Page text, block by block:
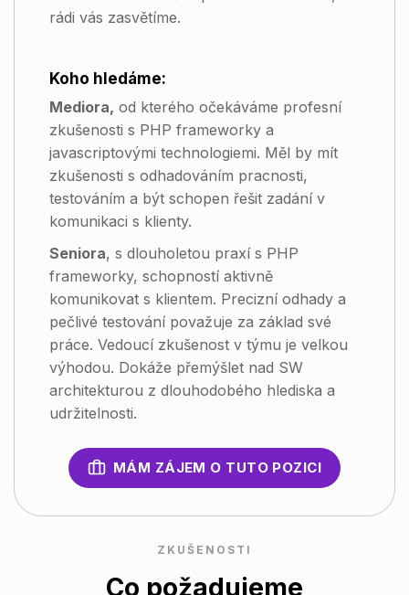
rádi vás zasvětíme.
Koho hledáme:
Mediora, od kterého očekáváme profesní
zkušenosti s PHP frameworky a
javascriptovými technologiemi. Měl by mít
zkušenosti s odhadováním pracnosti,
testováním a být schopen řešit zadání v
komunikaci s klienty.
Seniora, s dlouholetou praxí s PHP
frameworky, schopností aktivně
komunikovat s klientem. Precizní odhady a
pečlivé testování považuje za základ své
práce. Vedoucí zkušenost v týmu je velkou
výhodou. Dokáže přemýšlet nad SW
architekturou z dlouhodobého hlediska a
udržitelnosti.
MÁM ZÁJEM O TUTO POZICI
ZKUŠENOSTI
Co požadujeme